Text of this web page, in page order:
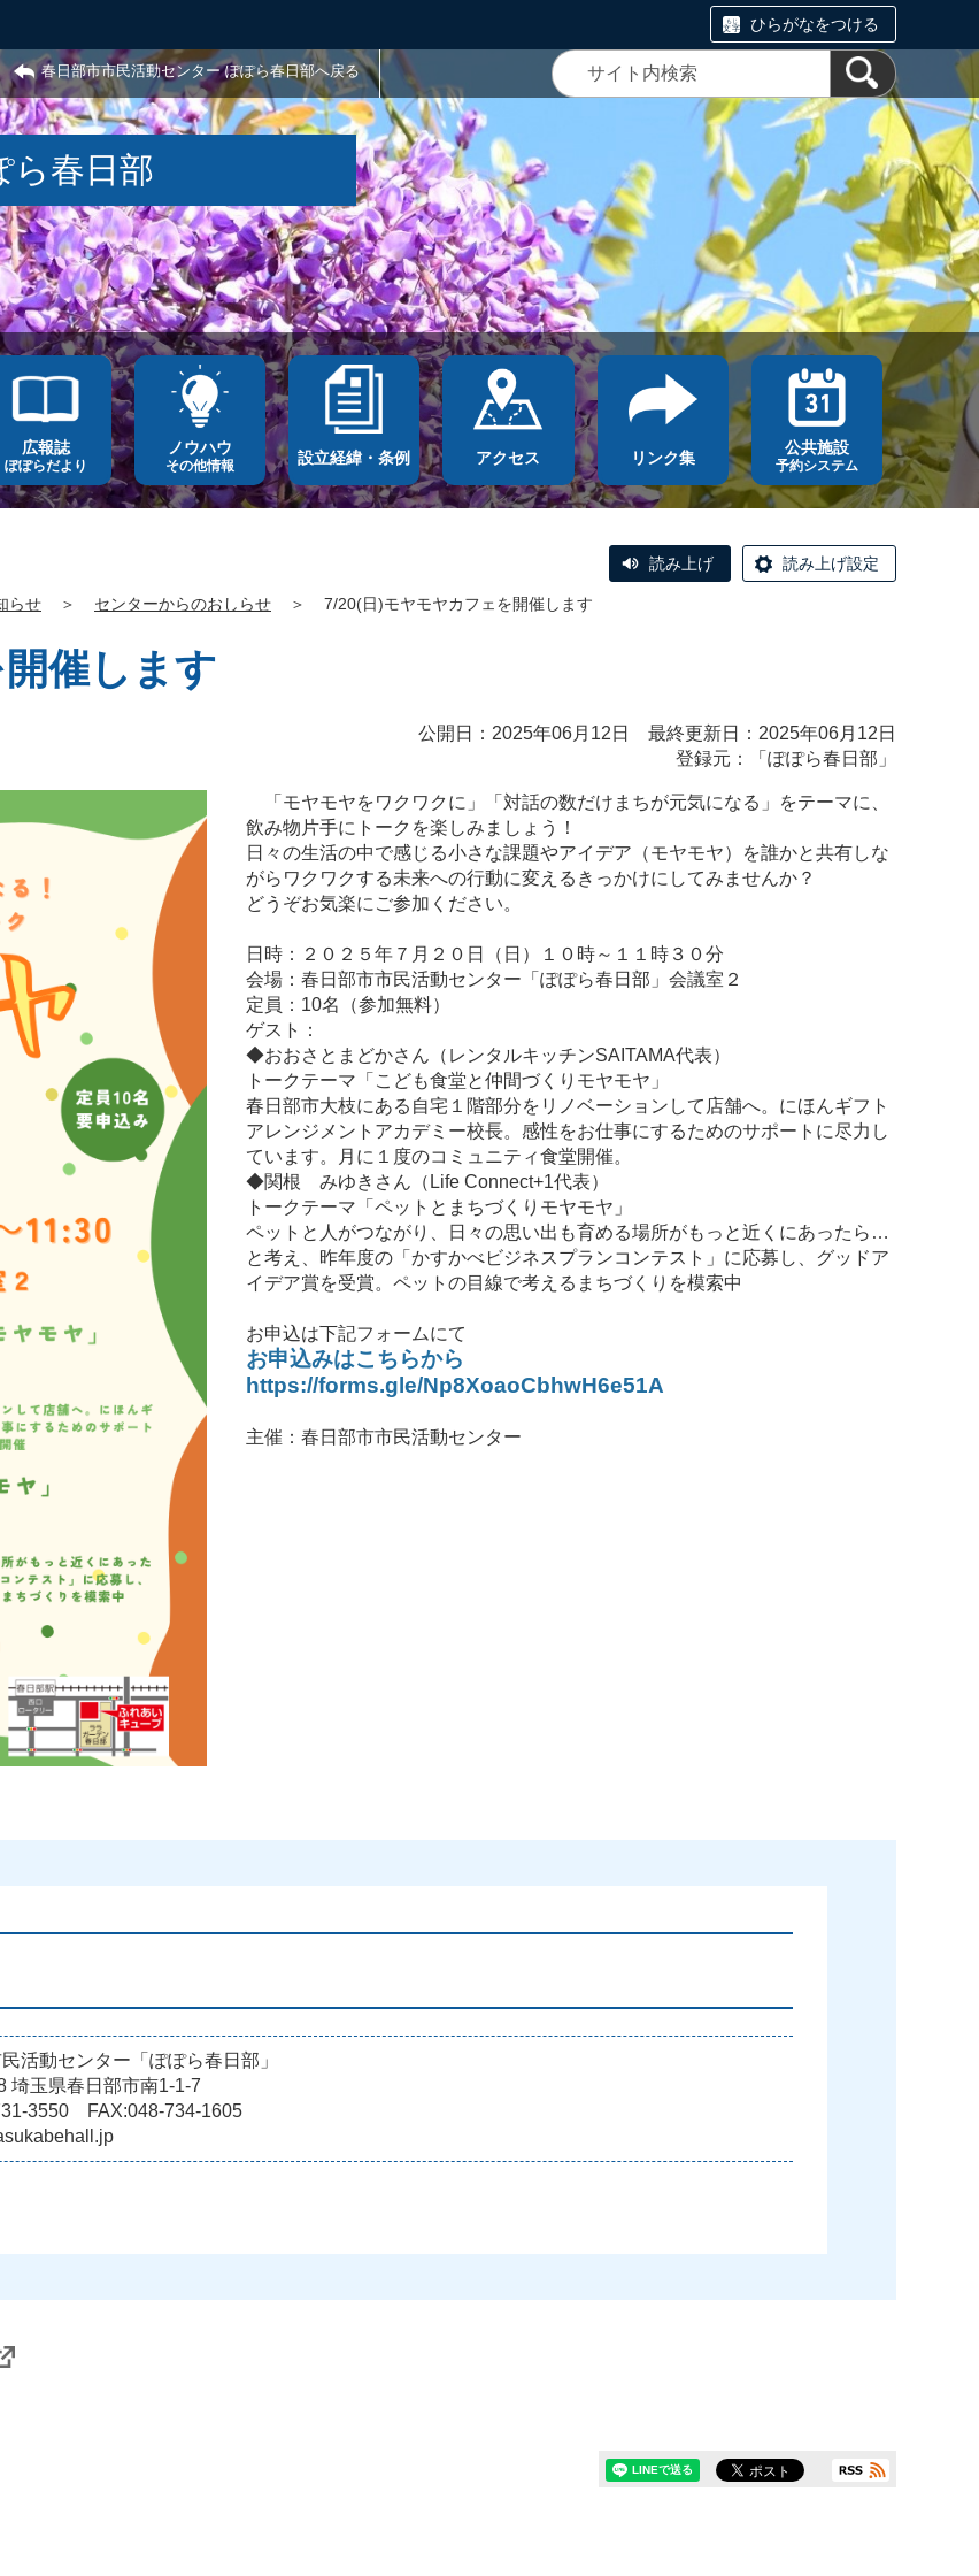
ひらがなをつける
春日部市市民活動センター ぽぽら春日部へ戻る
ら春日部
広報誌
ぽぽらだより
ノウハウ
その他情報 設立経緯・条例 アクセス リンク集
公共施設
予約システム
読み上げ 読み上げ設定
らせ ＞ センターからのおしらせ ＞ 7/20(日)モヤモヤカフェを開催します
催します
公開日：2025年06月12日 最終更新日：2025年06月12日
登録元：「ぽぽら春日部」
「モヤモヤをワクワクに」「対話の数だけまちが元気になる」をテーマに、
飲み物片手にトークを楽しみましょう！
日々の生活の中で感じる小さな課題やアイデア（モヤモヤ）を誰かと共有しな
がらワクワクする未来への行動に変えるきっかけにしてみませんか？
どうぞお気楽にご参加ください。
日時：２０２５年７月２０日（日）１０時～１１時３０分
会場：春日部市市民活動センター「ぽぽら春日部」会議室２
定員：10名（参加無料）
ゲスト：
◆おおさとまどかさん（レンタルキッチンSAITAMA代表）
トークテーマ「こども食堂と仲間づくりモヤモヤ」
春日部市大枝にある自宅１階部分をリノベーションして店舗へ。にほんギフト
アレンジメントアカデミー校長。感性をお仕事にするためのサポートに尽力し
ています。月に１度のコミュニティ食堂開催。
◆関根 みゆきさん（Life Connect+1代表）
トークテーマ「ペットとまちづくりモヤモヤ」
ペットと人がつながり、日々の思い出も育める場所がもっと近くにあったら…
と考え、昨年度の「かすかべビジネスプランコンテスト」に応募し、グッドア
イデア賞を受賞。ペットの目線で考えるまちづくりを模索中
お申込は下記フォームにて
お申込みはこちらから
https://forms.gle/Np8XoaoCbhwH6e51A
主催：春日部市市民活動センター
活動センター「ぽぽら春日部」
埼玉県春日部市南1-1-7
3550 FAX:048-734-1605